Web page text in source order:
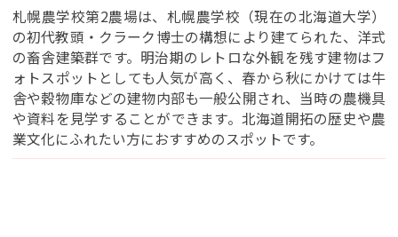
札幌農学校第2農場は、札幌農学校（現在の北海道大学）
の初代教頭・クラーク博士の構想により建てられた、洋式
の畜舎建築群です。明治期のレトロな外観を残す建物はフ
ォトスポットとしても人気が高く、春から秋にかけては牛
舎や穀物庫などの建物内部も一般公開され、当時の農機具
や資料を見学することができます。北海道開拓の歴史や農
業文化にふれたい方におすすめのスポットです。